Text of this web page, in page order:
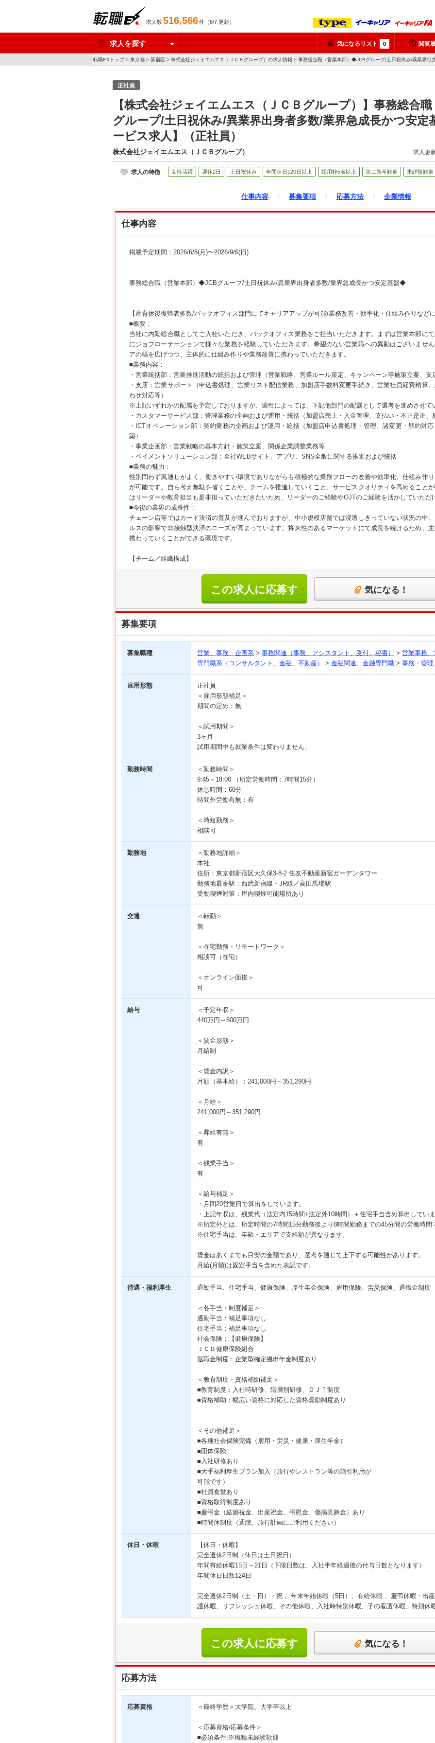
求人数516,566件（8/7 更新）
求人を探す 気になるリスト 0 閲覧
転職EXトップ> 東京都 > 新宿区 > 株式会社ジェイエムエス（ＪＣＢグループ）の求人情報 > 事務総合職（営業本部）◆JCBグループ/土日祝休み/異業界
正社員
【株式会社ジェイエムエス（ＪＣＢグループ）】事務総合
グループ/土日祝休み/異業界出身者多数/業界急成長かつ安
ービス求人】（正社員）
株式会社ジェイエムエス（ＪＣＢグループ） 求人更
求人の特徴 女性活躍 週休2日 土日祝休み 年間休日120日以上 採用枠5名以上 第二新卒歓迎 未経験歓迎
仕事内容 / 募集要項 / 応募方法 / 企業情報
仕事内容
掲載予定期間：2026/6/8(月)〜2026/9/6(日)
事務総合職（営業本部）◆JCBグループ/土日祝休み/異業界出身者多数/業界急成長かつ安定基盤◆
【産育休後復帰者多数/バックオフィス部門にてキャリアアップが可能/業務改善・効率化・仕組み作りなど
■概要：
当社に内勤総合職としてご入社いただき、バックオフィス業務をご担当いただきます。まずは営業本部に
にジョブローテーションで様々な業務を経験していただきます。希望のない営業職への異動はございませ
アの幅を広げつつ、主体的に仕組み作りや業務改善に携わっていただきます。
■業務内容：
・営業統括部：営業推進活動の統括および管理（営業戦略、営業ルール策定、キャンペーン等施策立案、支
・支店：営業サポート（申込書処理、営業リスト配信業務、加盟店手数料変更手続き、営業社員経費精算
わせ対応等）
※上記いずれかの配属を予定しておりますが、適性によっては、下記他部門の配属として選考を進めさせて
・カスタマーサービス部：管理業務の企画および運用・統括（加盟店売上・入金管理、支払い・不正是正、
・ICTオペレーション部：契約業務の企画および運用・統括（加盟店申込書処理・管理、諸変更・解約対
築）
・事業企画部：営業戦略の基本方針・施策立案、関係企業調整業務等
・ペイメントソリューション部：全社WEBサイト、アプリ、SNS全般に関する推進および統括
■業務の魅力：
性別問わず風通しがよく、働きやすい環境でありながらも積極的な業務フローの改善や効率化、仕組み作
が可能です。自ら考え無駄を省くことや、チームを推進していくこと、サービスクオリティを高めること
はリーダーや教育担当も是非担っていただきたいため、リーダーのご経験やOJTのご経験を活かしていただ
■今後の業界の成長性：
チェーン店等ではカード決済の普及が進んでおりますが、中小規模店舗では浸透しきっていない状況の中
ルスの影響で非接触型決済のニーズが高まっています。将来性のあるマーケットにて成長を続けるため、
携わっていくことができる環境です。
【チーム／組織構成】
この求人に応募す
る
気になる！
募集要項
募集職種 営業、事務、企画系 > 事務関連（事務、アシスタント、受付、秘書） > 営業事務、
専門職系（コンサルタント、金融、不動産）
> 金融関連、金融専門職 > 事務・管理
雇用形態
正社員
＜雇用形態補足＞
期間の定め：無
＜試用期間＞
3ヶ月
試用期間中も就業条件は変わりません。
勤務時間
＜勤務時間＞
9:45～18:00 （所定労働時間：7時間15分）
休憩時間：60分
時間外労働有無：有
＜時短勤務＞
相談可
勤務地
＜勤務地詳細＞
本社
住所：東京都新宿区大久保3-8-2 住友不動産新宿ガーデンタワー
勤務地最寄駅：西武新宿線・JR線／高田馬場駅
受動喫煙対策：屋内喫煙可能場所あり
交通
＜転勤＞
無
＜在宅勤務・リモートワーク＞
相談可（在宅）
＜オンライン面接＞
可
給与
＜予定年収＞
440万円～500万円
＜賃金形態＞
月給制
＜賃金内訳＞
月額（基本給）：241,000円～351,290円
＜月給＞
241,000円～351,290円
＜昇給有無＞
有
＜残業手当＞
有
＜給与補足＞
・月間20営業日で算出をしています。
・上記年収は、残業代（法定内15時間+法定外10時間）＋住宅手当含め算出していま
※所定外とは、所定時間の7時間15分勤務後より8時間勤務までの45分間の労働時間
※住宅手当は、年齢・エリアで支給額が異なります。
賃金はあくまでも目安の金額であり、選考を通じて上下する可能性があります。
月給(月額)は固定手当を含めた表記です。
待遇・福利厚生 通勤手当、住宅手当、健康保険、厚生年金保険、雇用保険、労災保険、退職金制度
＜各手当・制度補足＞
通勤手当：補足事項なし
住宅手当：補足事項なし
社会保険：【健康保険】
ＪＣＢ健康保険組合
退職金制度：企業型確定拠出年金制度あり
＜教育制度・資格補助補足＞
■教育制度：入社時研修、階層別研修、ＯＪＴ制度
■資格補助：幅広い資格に対応した資格奨励制度あり
＜その他補足＞
■各種社会保険完備（雇用・労災・健康・厚生年金）
■団体保険
■入社研修あり
■大手福利厚生プラン加入（旅行やレストラン等の割引利用が
可能です）
■社員食堂あり
■資格取得制度あり
■慶弔金（結婚祝金、出産祝金、弔慰金、傷病見舞金）あり
■時間休制度（通院、旅行計画にご利用ください）
休日・休暇
【休日・休暇】
完全週休2日制（休日は土日祝日）
年間有給休暇15日～21日（下限日数は、入社半年経過後の付与日数となります）
年間休日日数124日
完全週休2日制（土・日）・祝 、年末年始休暇（5日）、有給休暇 、慶弔休暇・出
護休暇、リフレッシュ休暇、その他休暇、入社時特別休暇、子の看護休暇、特別休
この求人に応募す
る
気になる！
応募方法
応募資格 ＜最終学歴＞大学院、大学卒以上
＜応募資格/応募条件＞
■必須条件:※職種未経験歓迎